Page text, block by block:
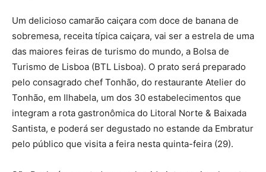
Um delicioso camarão caiçara com doce de banana de
sobremesa, receita típica caiçara, vai ser a estrela de uma
das maiores feiras de turismo do mundo, a Bolsa de
Turismo de Lisboa (BTL Lisboa). O prato será preparado
pelo consagrado chef Tonhão, do restaurante Atelier do
Tonhão, em Ilhabela, um dos 30 estabelecimentos que
integram a rota gastronômica do Litoral Norte & Baixada
Santista, e poderá ser degustado no estande da Embratur
pelo público que visita a feira nesta quinta-feira (29).